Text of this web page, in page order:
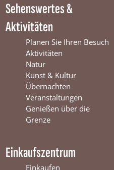
n
t
e
t
e
r
s
w
i
j
k
i
t
e
r
s
w
i
j
k
Sehenswertes &
Aktivitäten
Planen Sie Ihren Besuch
Aktivitäten
Natur
Kunst & Kultur
Übernachten
Veranstaltungen
Genießen über die
Grenze
Einkaufszentrum
Einkaufen